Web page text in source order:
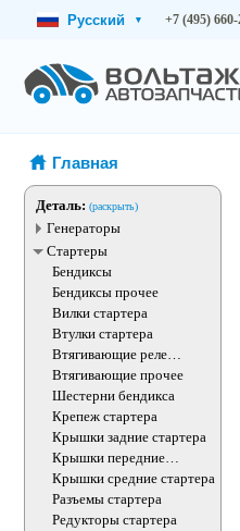
Русский ▾ +7 (495)
Главная
Деталь: (раскрыть)
Генераторы
Стартеры
Бендиксы
Бендиксы прочее
Вилки стартера
Втулки стартера
Втягивающие реле
стартера
Втягивающие прочее
Шестерни бендикса
Крепеж стартера
Крышки задние стартера
Крышки передние
стартера
Крышки средние стартера
Разъемы стартера
Редукторы стартера